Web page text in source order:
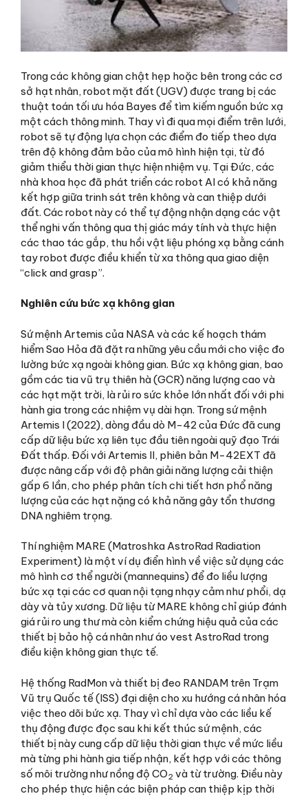
Trong các không gian chật hẹp hoặc bên trong các cơ
sở hạt nhân, robot mặt đất (UGV) được trang bị các
thuật toán tối ưu hóa Bayes để tìm kiếm nguồn bức xạ
một cách thông minh. Thay vì đi qua mọi điểm trên lưới,
robot sẽ tự động lựa chọn các điểm đo tiếp theo dựa
trên độ không đảm bảo của mô hình hiện tại, từ đó
giảm thiểu thời gian thực hiện nhiệm vụ. Tại Đức, các
nhà khoa học đã phát triển các robot AI có khả năng
kết hợp giữa trinh sát trên không và can thiệp dưới
đất. Các robot này có thể tự động nhận dạng các vật
thể nghi vấn thông qua thị giác máy tính và thực hiện
các thao tác gắp, thu hồi vật liệu phóng xạ bằng cánh
tay robot được điều khiển từ xa thông qua giao diện
“click and grasp”.
Nghiên cứu bức xạ không gian
Sứ mệnh Artemis của NASA và các kế hoạch thám
hiểm Sao Hỏa đã đặt ra những yêu cầu mới cho việc đo
lường bức xạ ngoài không gian. Bức xạ không gian, bao
gồm các tia vũ trụ thiên hà (GCR) năng lượng cao và
các hạt mặt trời, là rủi ro sức khỏe lớn nhất đối với phi
hành gia trong các nhiệm vụ dài hạn. Trong sứ mệnh
Artemis I (2022), dòng đầu dò M-42 của Đức đã cung
cấp dữ liệu bức xạ liên tục đầu tiên ngoài quỹ đạo Trái
Đất thấp. Đối với Artemis II, phiên bản M-42EXT đã
được nâng cấp với độ phân giải năng lượng cải thiện
gấp 6 lần, cho phép phân tích chi tiết hơn phổ năng
lượng của các hạt nặng có khả năng gây tổn thương
DNA nghiêm trọng.
Thí nghiệm MARE (Matroshka AstroRad Radiation
Experiment) là một ví dụ điển hình về việc sử dụng các
mô hình cơ thể người (mannequins) để đo liều lượng
bức xạ tại các cơ quan nội tạng nhạy cảm như phổi, dạ
dày và tủy xương. Dữ liệu từ MARE không chỉ giúp đánh
giá rủi ro ung thư mà còn kiểm chứng hiệu quả của các
thiết bị bảo hộ cá nhân như áo vest AstroRad trong
điều kiện không gian thực tế.
Hệ thống RadMon và thiết bị đeo RANDAM trên Trạm
Vũ trụ Quốc tế (ISS) đại diện cho xu hướng cá nhân hóa
việc theo dõi bức xạ. Thay vì chỉ dựa vào các liều kế
thụ động được đọc sau khi kết thúc sứ mệnh, các
thiết bị này cung cấp dữ liệu thời gian thực về mức liều
mà từng phi hành gia tiếp nhận, kết hợp với các thông
số môi trường như nồng độ CO2 và từ trường. Điều này
cho phép thực hiện các biện pháp can thiệp kịp thời